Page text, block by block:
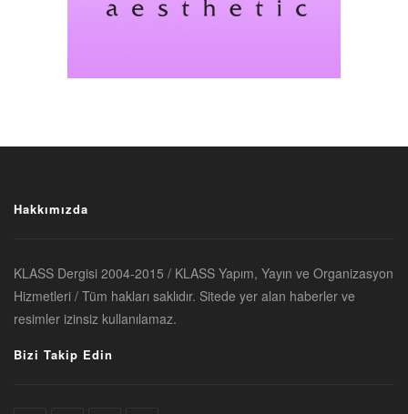
Hakkımızda
KLASS Dergisi 2004-2015 / KLASS Yapım, Yayın ve Organizasyon
Hizmetleri / Tüm hakları saklıdır. Sitede yer alan haberler ve
resimler izinsiz kullanılamaz.
Bizi Takip Edin